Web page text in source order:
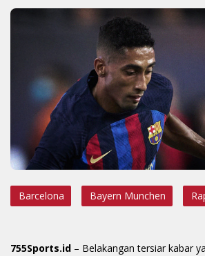
Barcelona Bayern Munchen
755Sports.id – Belakangan tersiar kabar